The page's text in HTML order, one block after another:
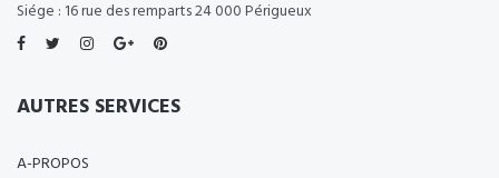
Siége : 16 rue des remparts 24 000 Périgueux
AUTRES SERVICES
A-PROPOS